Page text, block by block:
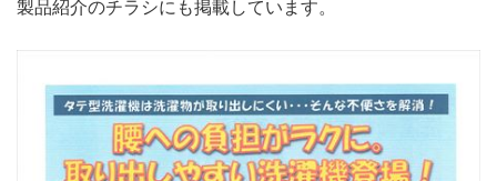
製品紹介のチラシにも掲載しています。